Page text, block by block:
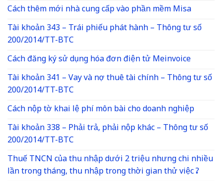
Cách thêm mới nhà cung cấp vào phần mềm Misa
Tài khoản 343 – Trái phiếu phát hành – Thông tư số
200/2014/TT-BTC
Cách đăng ký sử dụng hóa đơn điện tử Meinvoice
Tài khoản 341 – Vay và nợ thuê tài chính – Thông tư số
200/2014/TT-BTC
Cách nộp tờ khai lệ phí môn bài cho doanh nghiệp
Tài khoản 338 – Phải trả, phải nộp khác – Thông tư số
200/2014/TT-BTC
Thuế TNCN của thu nhập dưới 2 triệu nhưng chi nhiều
lần trong tháng, thu nhập trong thời gian thử việc ?